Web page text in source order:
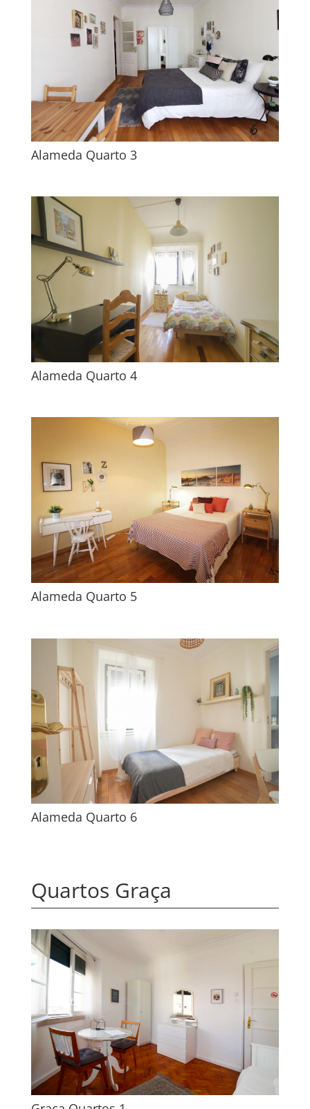
Alameda Quarto 3
Alameda Quarto 4
Alameda Quarto 5
Alameda Quarto 6
Quartos Graça